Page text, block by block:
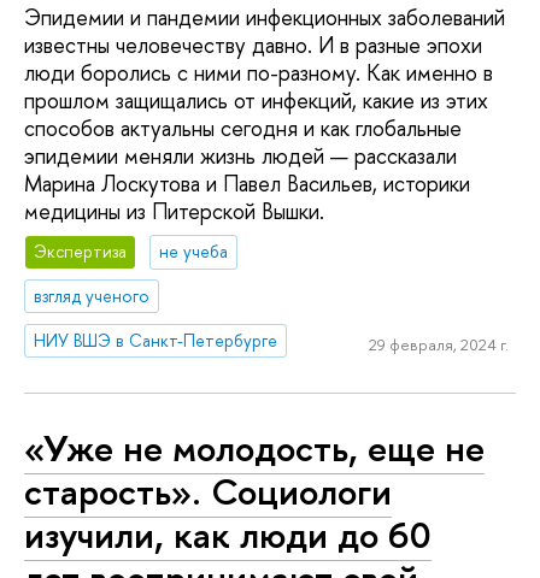
Эпидемии и пандемии инфекционных заболеваний
известны человечеству давно. И в разные эпохи
люди боролись с ними по-разному. Как именно в
прошлом защищались от инфекций, какие из этих
способов актуальны сегодня и как глобальные
эпидемии меняли жизнь людей — рассказали
Марина Лоскутова и Павел Васильев, историки
медицины из Питерской Вышки.
Экспертиза
не учеба
взгляд ученого
НИУ ВШЭ в Санкт-Петербурге
29 февраля, 2024 г.
«Уже не молодость, еще не
старость». Социологи
изучили, как люди до 60